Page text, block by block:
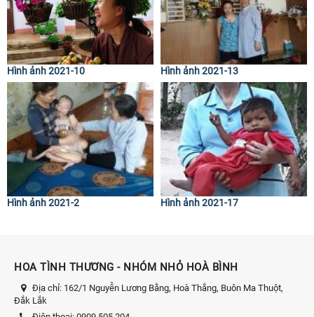
Hình ảnh 2021-10 Hình ảnh 2021-13
Hình ảnh 2021-2 Hình ảnh 2021-17
HOA TÌNH THƯƠNG - NHÓM NHỎ HOÀ BÌNH
Địa chỉ: 162/1 Nguyễn Lương Bằng, Hoà Thắng, Buôn Ma Thuột,
Đắk Lắk